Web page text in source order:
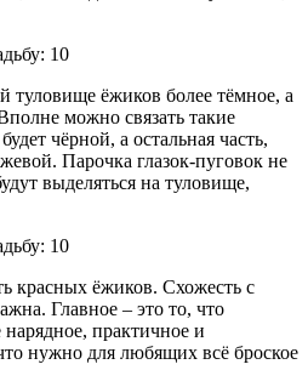
туловище ёжиков более тёмное, а
можно связать такие
чёрной, а остальная часть,
Парочка глазок-пуговок не
выделяться на туловище,
красных ёжиков. Схожесть с
Главное – это то, что
практичное и
нужно для любящих всё броское